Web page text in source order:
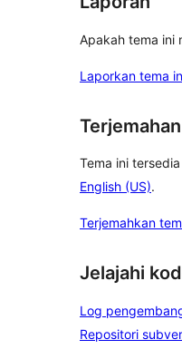
Apakah tema ini
Laporkan tema
Terjemahan
Tema ini
English (US).
Terjemahkan
Jelajahi
Log
Repositori